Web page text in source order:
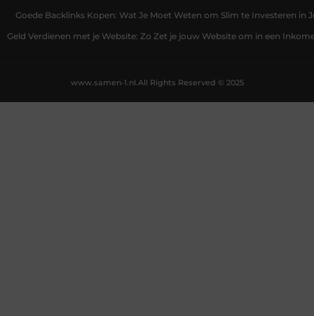
Goede Backlinks Kopen: Wat Je Moet Weten om Slim te Investeren in
Geld Verdienen met je Website: Zo Zet je jouw Website om in een
All Rights Reserved © 2025
www.samen-1.nl.